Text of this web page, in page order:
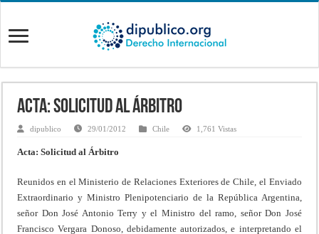
Acta: Solicitud al Árbitro
dipublico 29/01/2012 Chile 1,761 Vistas
Acta: Solicitud al Árbitro
Reunidos en el Ministerio de Relaciones Exteriores de Chile, el Enviado
Extraordinario y Ministro Plenipotenciario de la República Argentina,
señor Don José Antonio Terry y el Ministro del ramo, señor Don José
Francisco Vergara Donoso, debidamente autorizados, e interpretando el